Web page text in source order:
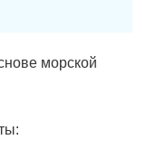
морской